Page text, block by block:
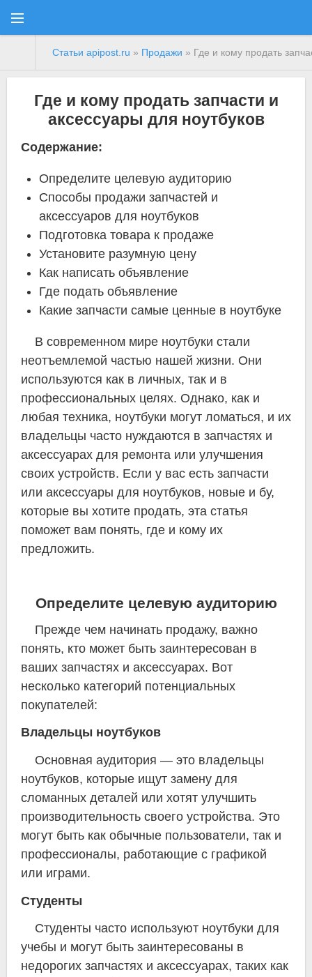
Статьи apipost.ru » Продажи » Где и кому продать
Где и кому продать запчасти и
аксессуары для ноутбуков
Содержание:
Определите целевую аудиторию
Способы продажи запчастей и
аксессуаров для ноутбуков
Подготовка товара к продаже
Установите разумную цену
Как написать объявление
Где подать объявление
Какие запчасти самые ценные в ноутбуке
В современном мире ноутбуки стали
неотъемлемой частью нашей жизни. Они
используются как в личных, так и в
профессиональных целях. Однако, как и
любая техника, ноутбуки могут ломаться, и их
владельцы часто нуждаются в запчастях и
аксессуарах для ремонта или улучшения
своих устройств. Если у вас есть запчасти
или аксессуары для ноутбуков, новые и бу,
которые вы хотите продать, эта статья
поможет вам понять, где и кому их
предложить.
Определите целевую аудиторию
Прежде чем начинать продажу, важно
понять, кто может быть заинтересован в
ваших запчастях и аксессуарах. Вот
несколько категорий потенциальных
покупателей:
Владельцы ноутбуков
Основная аудитория — это владельцы
ноутбуков, которые ищут замену для
сломанных деталей или хотят улучшить
производительность своего устройства. Это
могут быть как обычные пользователи, так и
профессионалы, работающие с графикой
или играми.
Студенты
Студенты часто используют ноутбуки для
учебы и могут быть заинтересованы в
недорогих запчастях и аксессуарах, таких как